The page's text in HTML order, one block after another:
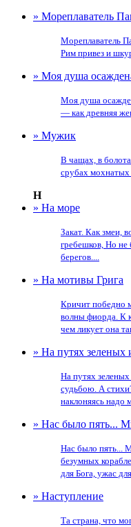
» Мореплаватель
Мореплаватель
Рим привез и
» Моя душа
Моя душа
— как древняя
» Мужик
В чащах, в
срубах
Н
» На море
Закат. Как змеи,
гребешков, Но не
берегов....
» На мотивы Грига
Кричит победно
волны фиорда. К
чем ликует она
» На путях зеленых
На путях
судьбою. А
наклоняясь надо
» Нас было пять...
Нас было пять...
безумных
для Бога, ужас
» Наступление
Та страна, что